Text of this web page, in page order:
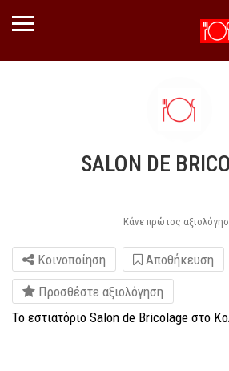
SALON DE
Κάνε πρώτος
Κοινοποίηση
Αποθήκευση
Προσθέστε αξιολόγηση
Το εστιατόριο Salon de Bricolage στο